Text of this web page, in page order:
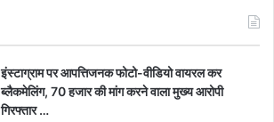
इंस्टाग्राम पर आपत्तिजनक फोटो-वीडियो वायरल कर
ब्लैकमेलिंग, 70 हजार की मांग करने वाला मुख्य आरोपी
गिरफ्तार …